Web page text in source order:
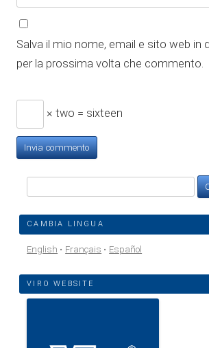
Salva il mio nome, email e sito web in
per la prossima volta che commento.
× two = sixteen
per:
CAMBIA LINGUA
English Français Español
VIRO WEBSITE